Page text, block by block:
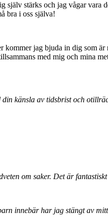
stärks och jag vågar
bra i oss själva!
jag bjuda in dig som
med mig och mina
känsla av tidsbrist och
om saker. Det är
innebär har jag stängt av